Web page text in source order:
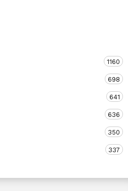
1160
698
641
636
350
337